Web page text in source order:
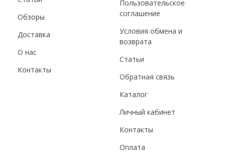
Обзоры
Доставка
О нас
Контакты
Пользовательское
соглашение
Условия обмена и
возврата
Статьи
Обратная связь
Каталог
Личный кабинет
Контакты
Оплата